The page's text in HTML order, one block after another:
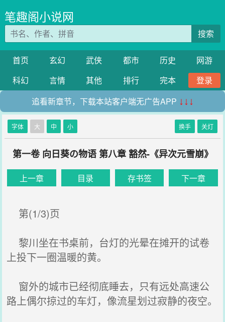
笔趣阁小说网
搜索
首页 玄幻 武侠 都市 历史
网游
科幻
言情 其他 排行 完本
登录
追看新章节，下载本站客户端无广告APP ↓↓↓
字体 大 中 小 换手 关灯
第一卷 向日葵の物语 第八章 豁然-《异次元雪崩》
上一章 目录 存书签 下一章
第(1/3)页
黎川坐在书桌前，台灯的光晕在摊开的试卷
上投下一圈温暖的黄。
窗外的城市已经彻底睡去，只有远处高速公
路上偶尔掠过的车灯，像流星划过寂静的夜空。